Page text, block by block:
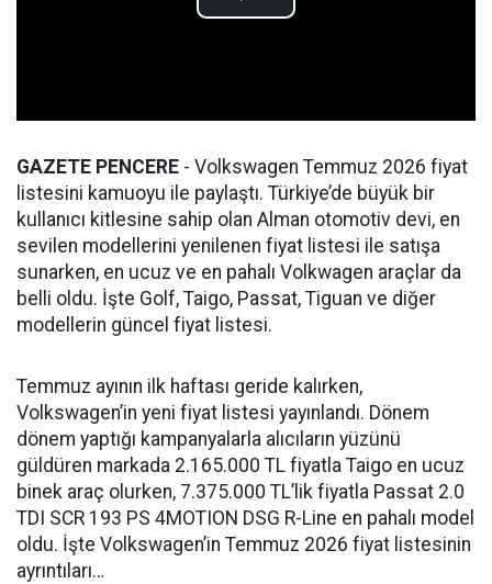
GAZETE PENCERE - Volkswagen Temmuz 2026 fiyat
listesini kamuoyu ile paylaştı. Türkiye’de büyük bir
kullanıcı kitlesine sahip olan Alman otomotiv devi, en
sevilen modellerini yenilenen fiyat listesi ile satışa
sunarken, en ucuz ve en pahalı Volkwagen araçlar da
belli oldu. İşte Golf, Taigo, Passat, Tiguan ve diğer
modellerin güncel fiyat listesi.
Temmuz ayının ilk haftası geride kalırken,
Volkswagen’in yeni fiyat listesi yayınlandı. Dönem
dönem yaptığı kampanyalarla alıcıların yüzünü
güldüren markada 2.165.000 TL fiyatla Taigo en ucuz
binek araç olurken, 7.375.000 TL’lik fiyatla Passat 2.0
TDI SCR 193 PS 4MOTION DSG R-Line en pahalı model
oldu. İşte Volkswagen’in Temmuz 2026 fiyat listesinin
ayrıntıları…